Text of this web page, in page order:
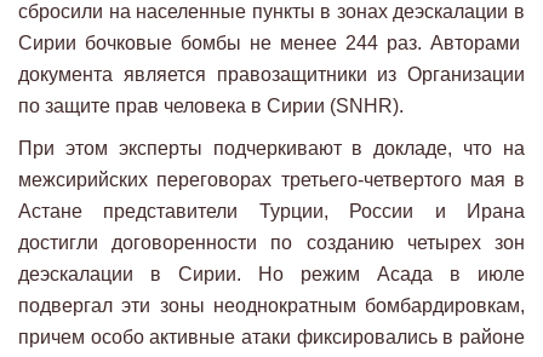
сбросили на населенные пункты в зонах деэскалации в
Сирии бочковые бомбы не менее 244 раз. Авторами
документа является правозащитники из Организации
по защите прав человека в Сирии (SNHR).
При этом эксперты подчеркивают в докладе, что на
межсирийских переговорах третьего-четвертого мая в
Астане представители Турции, России и Ирана
достигли договоренности по созданию четырех зон
деэскалации в Сирии. Но режим Асада в июле
подвергал эти зоны неоднократным бомбардировкам,
причем особо активные атаки фиксировались в районе